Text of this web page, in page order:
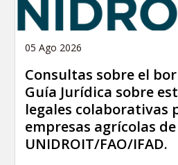
05 Ago 2026
Consultas sobre el
Guía Jurídica sobre
legales colaborativas
empresas agrícolas de
UNIDROIT/FAO/IFAD.